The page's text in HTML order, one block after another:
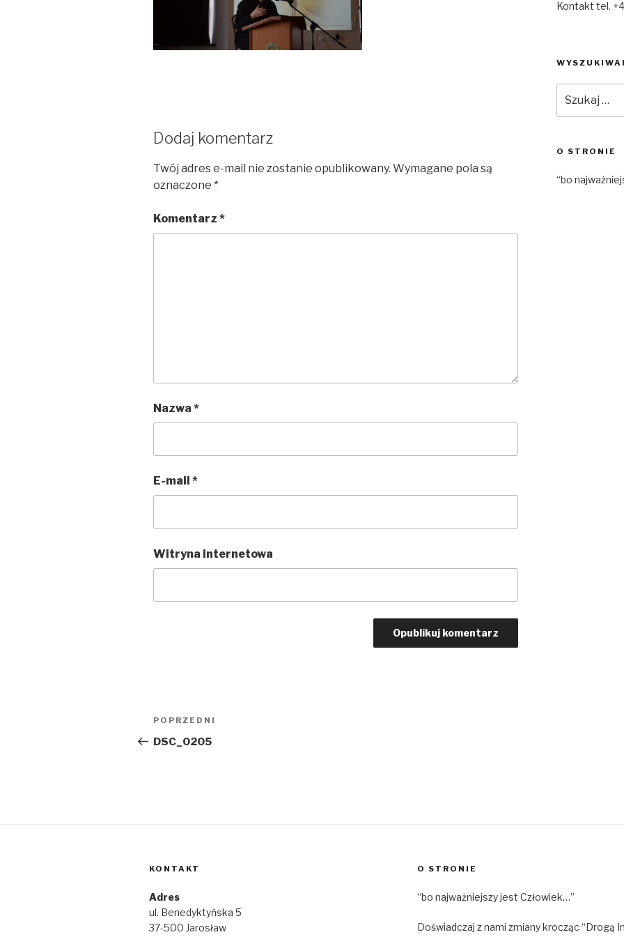
Dodaj komentarz
Twój adres e-mail nie zostanie opublikowany. Wymagane pola są
oznaczone *
Komentarz *
Nazwa *
E-mail *
Witryna internetowa
Nawigacja
wpisu
Poprzedni
wpis
POPRZEDNI
DSC_0205
Kontakt tel.
O STRONIE
“bo
KONTAKT
Adres
ul. Benedyktyńska 5
37-500 Jarosław
O STRONIE
“bo najważniejszy jest Człowiek…”
Doświadczaj z nami zmiany krocząc “Drogą